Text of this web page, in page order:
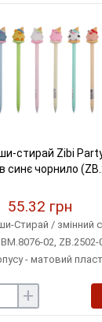
стирай Zibi
синє чорнило
55.32 грн
Стирай / змінний
02, ZB.2502-
- матовий
+